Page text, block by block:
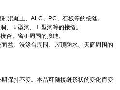
混凝土、ALC、PC、石板等的接缝。
、Ｕ型沟、Ｌ型沟等的接缝。
合、窗框周围的接缝。
盆、洗涤台周围、屋顶防水、天窗周围的
保持不变。本品可随接缝形状的变化而变